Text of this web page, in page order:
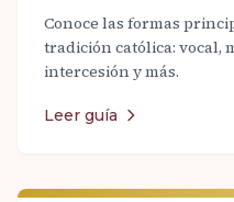
Conoce las formas
tradición católica: vocal,
intercesión y más.
Leer guía